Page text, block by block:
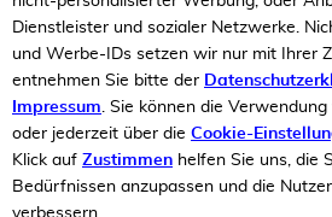
Dienstleister und sozialer Netzwerke.
und Werbe-IDs setzen wir nur mit Ihrer
entnehmen Sie bitte der
Impressum. Sie können die Verwendung
oder jederzeit über die Cookie-
Klick auf Zustimmen helfen Sie uns, die
Bedürfnissen anzupassen und die
verbessern.